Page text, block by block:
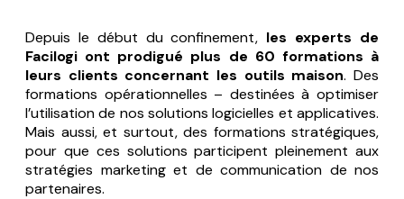
Depuis le début du confinement, les experts de
Facilogi ont prodigué plus de 60 formations à
leurs clients concernant les outils maison. Des
formations opérationnelles – destinées à optimiser
l’utilisation de nos solutions logicielles et applicatives.
Mais aussi, et surtout, des formations stratégiques,
pour que ces solutions participent pleinement aux
stratégies marketing et de communication de nos
partenaires.